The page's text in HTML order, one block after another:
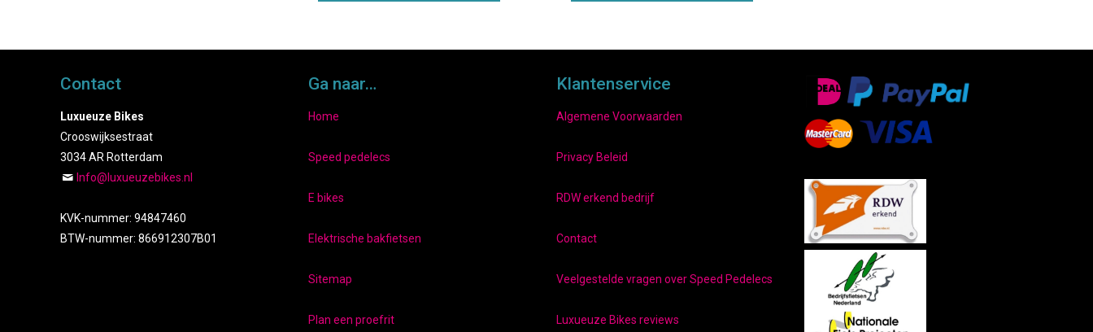
Contact
Luxueuze Bikes
Crooswijksestraat
3034 AR Rotterdam
Info@luxueuzebikes.nl
KVK-nummer: 94847460
BTW-nummer: 866912307B01
Ga naar…
Home
Speed pedelecs
E bikes
Elektrische bakfietsen
Sitemap
Plan een proefrit
Klantenservice
Algemene Voorwaarden
Privacy Beleid
RDW erkend bedrijf
Contact
Veelgestelde vragen over Speed Pedelecs
Luxueuze Bikes reviews